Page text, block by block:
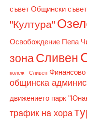
съвет Общински
"Култура"
Освобождение Пепа
зонаСливен
колеж - Сливен Финансово
общинска
движението парк
трафик на хора